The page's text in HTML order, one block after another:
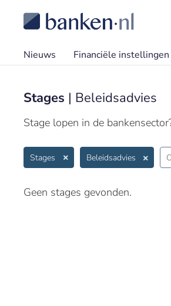
Nieuws Financiële instellingen
Stages | Beleidsadvies
Stage lopen in de
Stages Beleidsadvies
Geen stages gevonden.